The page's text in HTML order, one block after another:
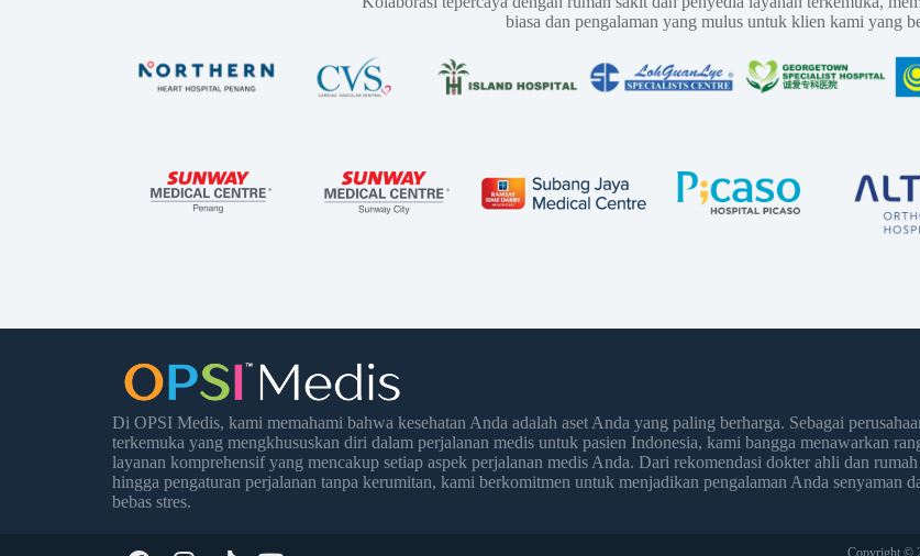
biasa dan pengalaman yang mulus untuk klien kami yang
Di OPSI Medis, kami memahami bahwa kesehatan Anda adalah aset Anda yang paling berharga. Sebagai
terkemuka yang mengkhususkan diri dalam perjalanan medis untuk pasien Indonesia, kami bangga menawarkan
layanan komprehensif yang mencakup setiap aspek perjalanan medis Anda. Dari rekomendasi dokter ahli dan
hingga pengaturan perjalanan tanpa kerumitan, kami berkomitmen untuk menjadikan pengalaman Anda senyaman
bebas stres.